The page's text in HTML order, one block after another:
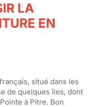
LA
EN
situé dans les
de quelques îles, dont
à Pitre. Bon